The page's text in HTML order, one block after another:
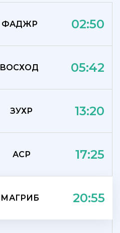
ФАДЖР 02:50
ВОСХОД 05:42
ЗУХР 13:20
АСР 17:25
МАГРИБ 20:55